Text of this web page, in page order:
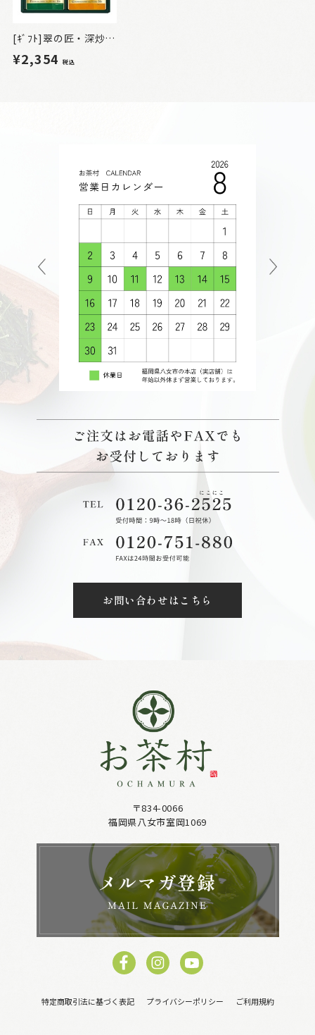
[ｷﾞﾌﾄ]翠の匠・深炒り博多黄金ほうじ詰合せ2本入
¥2,354税込
お問い合わせはこちら
〒834-0066
福岡県八女市室岡1069
特定商取引法に基づく表記 プライバシーポリシー ご利用規約